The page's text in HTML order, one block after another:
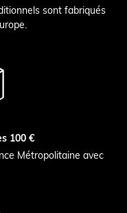
sont fabriqués
100 €
Métropolitaine avec